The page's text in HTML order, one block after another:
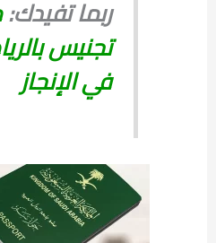
ربما تفيدك:
تجنيس
في الإنجاز